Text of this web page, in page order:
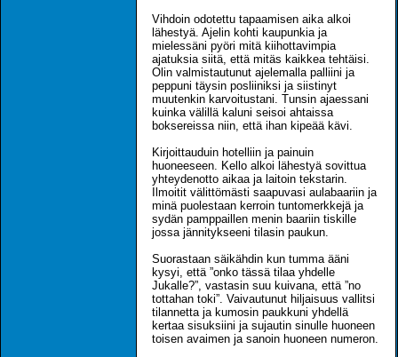
Vihdoin odotettu tapaamisen aika alkoi
lähestyä. Ajelin kohti kaupunkia ja
mielessäni pyöri mitä kiihottavimpia
ajatuksia siitä, että mitäs kaikkea tehtäisi.
Olin valmistautunut ajelemalla palliini ja
peppuni täysin posliiniksi ja siistinyt
muutenkin karvoitustani. Tunsin ajaessani
kuinka välillä kaluni seisoi ahtaissa
boksereissa niin, että ihan kipeää kävi.
Kirjoittauduin hotelliin ja painuin
huoneeseen. Kello alkoi lähestyä sovittua
yhteydenotto aikaa ja laitoin tekstarin.
Ilmoitit välittömästi saapuvasi aulabaariin ja
minä puolestaan kerroin tuntomerkkejä ja
sydän pamppaillen menin baariin tiskille
jossa jännitykseeni tilasin paukun.
Suorastaan säikähdin kun tumma ääni
kysyi, että ”onko tässä tilaa yhdelle
Jukalle?”, vastasin suu kuivana, että ”no
tottahan toki”. Vaivautunut hiljaisuus vallitsi
tilannetta ja kumosin paukkuni yhdellä
kertaa sisuksiini ja sujautin sinulle huoneen
toisen avaimen ja sanoin huoneen numeron.